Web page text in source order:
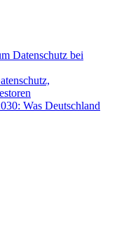
Datenschutz bei
Was Deutschland